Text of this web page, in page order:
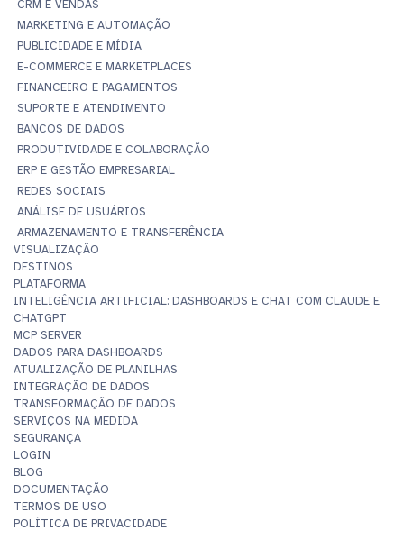
CRM E VENDAS
MARKETING E AUTOMAÇÃO
PUBLICIDADE E MÍDIA
E-COMMERCE E MARKETPLACES
FINANCEIRO E PAGAMENTOS
SUPORTE E ATENDIMENTO
BANCOS DE DADOS
PRODUTIVIDADE E COLABORAÇÃO
ERP E GESTÃO EMPRESARIAL
REDES SOCIAIS
ANÁLISE DE USUÁRIOS
ARMAZENAMENTO E TRANSFERÊNCIA
VISUALIZAÇÃO
DESTINOS
PLATAFORMA
INTELIGÊNCIA ARTIFICIAL: DASHBOARDS E CHAT COM CLAUDE E
CHATGPT
MCP SERVER
DADOS PARA DASHBOARDS
ATUALIZAÇÃO DE PLANILHAS
INTEGRAÇÃO DE DADOS
TRANSFORMAÇÃO DE DADOS
SERVIÇOS NA MEDIDA
SEGURANÇA
LOGIN
BLOG
DOCUMENTAÇÃO
TERMOS DE USO
POLÍTICA DE PRIVACIDADE